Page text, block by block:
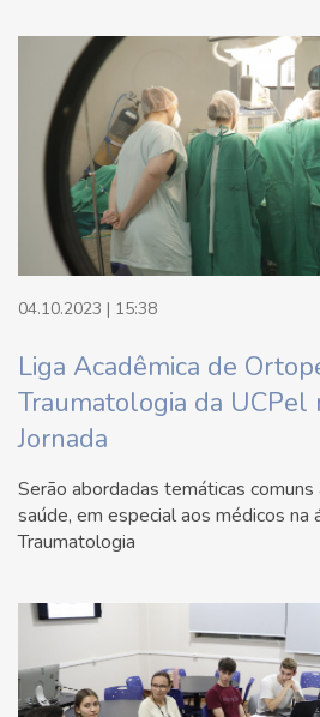
04.10.2023 | 15:38
Liga Acadêmica de
Traumatologia da UCPel
Jornada
Serão abordadas temáticas
saúde, em especial aos médicos na
Traumatologia